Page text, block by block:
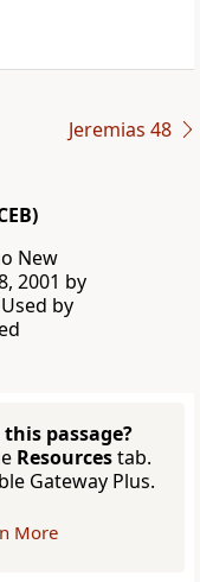
Jeremias 48
New
2001 by
by
passage?
Resourcestab.
Gateway Plus.
More